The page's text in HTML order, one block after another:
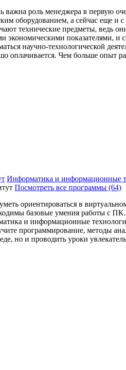
важна роль менеджера в первую
оборудованием, а сейчас еще
технические предметы, ведь
экономическими показателями,
научно-технологической
оплачивается. Чем больше
Информатика и информационные
Посмотреть все программы (64)
ориентироваться в
базовые умения работы с
и информационные
программирование, методы
но и проводить уроки